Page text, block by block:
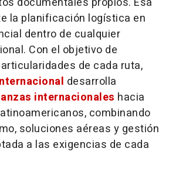
la planificación logística en
dentro de cualquier
Con el objetivo de
de cada ruta,
desarrolla
internacionales hacia
combinando
soluciones aéreas y gestión
a las exigencias de cada